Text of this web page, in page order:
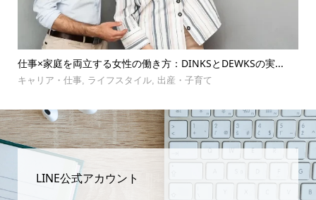
仕事×家庭を両立する女性の働き方：DINKSとDEWKSの実...
キャリア・仕事,ライフスタイル, 出産・子育て
LINE公式アカウント